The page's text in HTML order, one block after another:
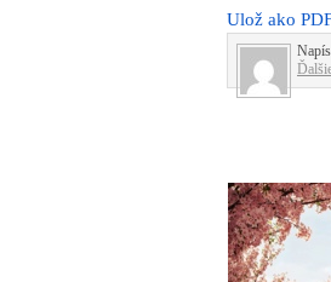
Ulož ako